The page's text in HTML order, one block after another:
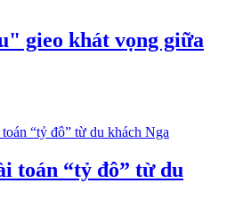
gieo khát vọng giữa
toán “tỷ đô” từ du